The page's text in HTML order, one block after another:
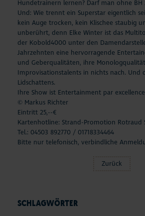
SCHLAGWÖRTER
Hundetrainern lernen? Darf man ohne BH
Und: Wie trennt ein Superstar eigentlich
kein Auge trocken, kein Klischee staubig
unberührt, denn Elke Winter ist das
der Kobold4000 unter den
Jahrzehnten eine hervorragende
und Geberqualitäten, ihre
Improvisationstalents in nichts nach. Und
Lidschattens.
Ihre Show ist Entertainment par
© Markus Richter
Eintritt 25,--€
Kartenhotline: Strand-Promotion Rotraud
Tel.: 04503 892770 / 01718334464
Bitte nur telefonisch, verbindliche
Zurück